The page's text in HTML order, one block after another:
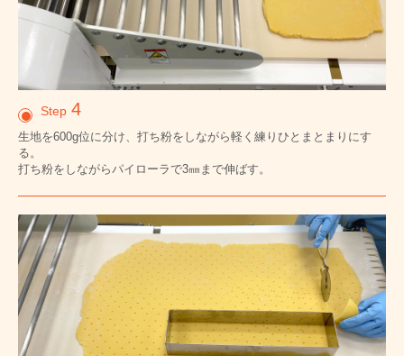
Step 4
生地を600g位に分け、打ち粉をしながら軽く練りひとまとまりにす
る。
打ち粉をしながらパイローラで3㎜まで伸ばす。